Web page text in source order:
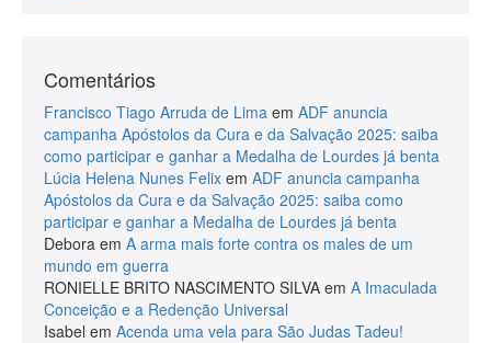
Comentários
Francisco Tiago Arruda de Lima em ADF anuncia
campanha Apóstolos da Cura e da Salvação 2025: saiba
como participar e ganhar a Medalha de Lourdes já benta
Lúcia Helena Nunes Felix em ADF anuncia campanha
Apóstolos da Cura e da Salvação 2025: saiba como
participar e ganhar a Medalha de Lourdes já benta
Debora em A arma mais forte contra os males de um
mundo em guerra
RONIELLE BRITO NASCIMENTO SILVA em A Imaculada
Conceição e a Redenção Universal
Isabel em Acenda uma vela para São Judas Tadeu!